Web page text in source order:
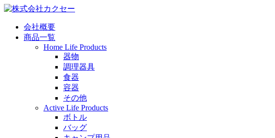
会社概要
商品一覧
Home Life Products
器物
調理器具
食器
容器
その他
Active Life Products
ボトル
バッグ